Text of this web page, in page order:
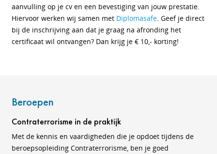
aanvulling op je cv en een bevestiging van jouw prestatie.
Hiervoor werken wij samen met Diplomasafe. Geef je direct
bij de inschrijving aan dat je graag na afronding het
certificaat wil ontvangen? Dan krijg je € 10,- korting!
Beroepen
Contraterrorisme in de praktijk
Met de kennis en vaardigheden die je opdoet tijdens de
beroepsopleiding Contraterrorisme, ben je goed